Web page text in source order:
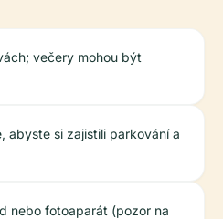
večery mohou být
abyste si zajistili parkování a
nebo fotoaparát (pozor na